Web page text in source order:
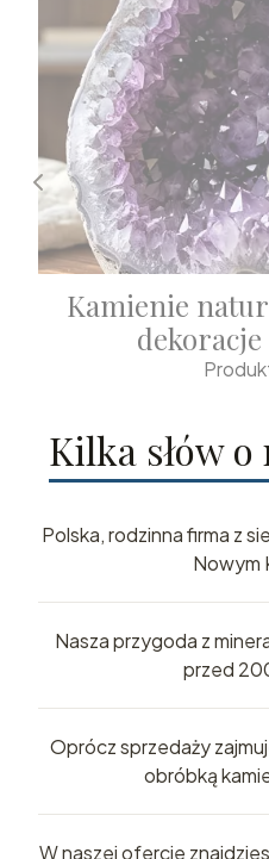
Kamienie
Kilka słów
Polska, rodzinna firma z
Nowym
Nasza przygoda z
przed
Oprócz sprzedaży
obróbką
W naszej ofercie